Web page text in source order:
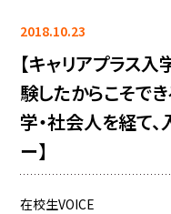
2018.10.23
【キャリアプラス
験したからこそでき
学・社会人を経て
ー】
在校生VOICE